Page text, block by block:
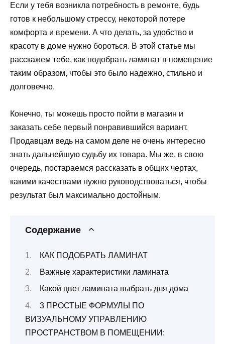
Если у тебя возникла потребность в ремонте, будь
готов к небольшому стрессу, некоторой потере
комфорта и времени. А что делать, за удобство и
красоту в доме нужно бороться. В этой статье мы
расскажем тебе, как подобрать ламинат в помещение
таким образом, чтобы это было надежно, стильно и
долговечно.
Конечно, ты можешь просто пойти в магазин и
заказать себе первый понравившийся вариант.
Продавцам ведь на самом деле не очень интересно
знать дальнейшую судьбу их товара. Мы же, в свою
очередь, постараемся рассказать в общих чертах,
какими качествами нужно руководствоваться, чтобы
результат был максимально достойным.
Содержание
КАК ПОДОБРАТЬ ЛАМИНАТ
Важные характеристики ламината
Какой цвет ламината выбрать для дома
3 ПРОСТЫЕ ФОРМУЛЫ ПО
ВИЗУАЛЬНОМУ УПРАВЛЕНИЮ
ПРОСТРАНСТВОМ В ПОМЕЩЕНИИ: